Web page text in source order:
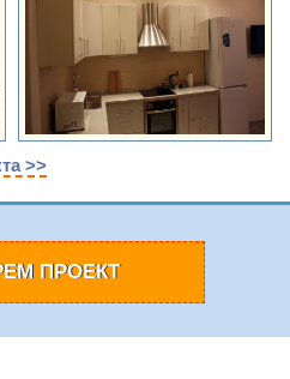
>>
ПРОЕКТ